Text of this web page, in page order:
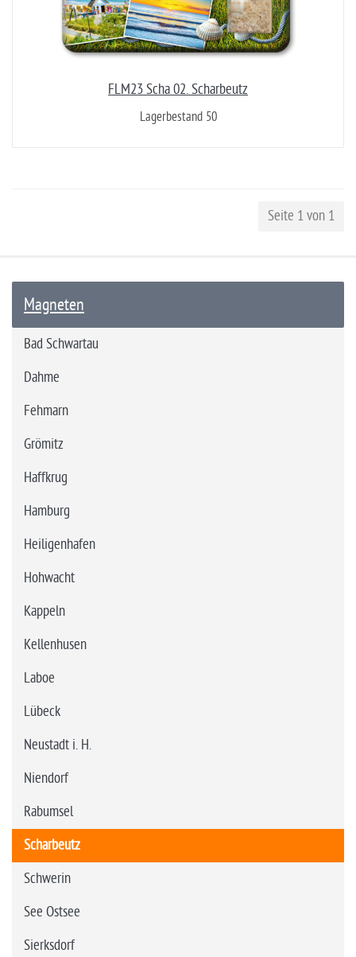
FLM23 Scha 02. Scharbeutz
Lagerbestand 50
Seite 1 von 1
Magneten
Bad Schwartau
Dahme
Fehmarn
Grömitz
Haffkrug
Hamburg
Heiligenhafen
Hohwacht
Kappeln
Kellenhusen
Laboe
Lübeck
Neustadt i. H.
Niendorf
Rabumsel
Scharbeutz
Schwerin
See Ostsee
Sierksdorf